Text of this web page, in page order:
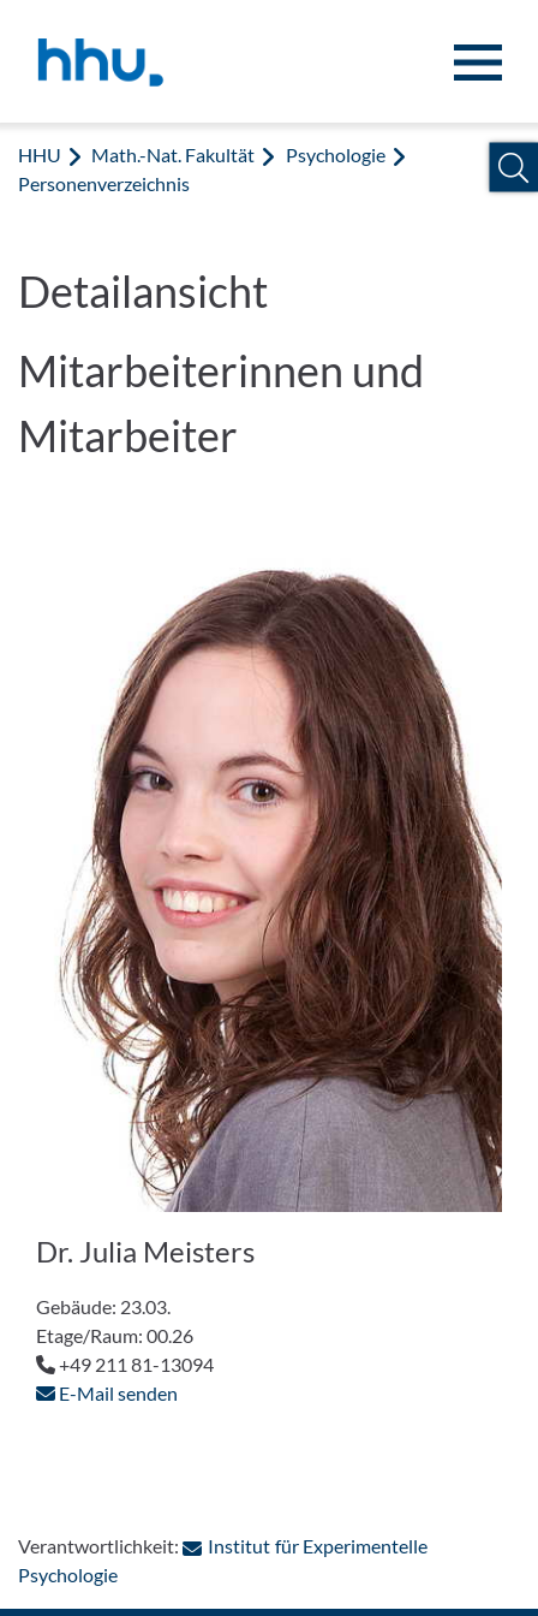
HHU Math.-Nat. Fakultät
Psychologie
Personenverzeichnis
Detailansicht
Mitarbeiterinnen und
Mitarbeiter
Dr. Julia Meisters
Gebäude: 23.03.
Etage/Raum: 00.26
+49 211 81-13094
E-Mail senden
Verantwortlichkeit:
Institut für Experimentelle
Psychologie: Per E-Mail kontaktieren